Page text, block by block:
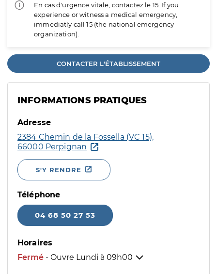
En cas d'urgence vitale, contactez le 15. If you
experience or witness a medical emergency,
immediatly call 15 (the national emergency
organization).
CONTACTER L'ÉTABLISSEMENT
INFORMATIONS PRATIQUES
Adresse
2384 Chemin de la Fossella (VC 15),
66000 Perpignan
S'Y RENDRE
Téléphone
04 68 50 27 53
Horaires
Fermé - Ouvre Lundi à 09h00